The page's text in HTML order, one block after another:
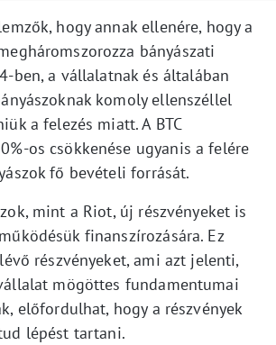
hogy annak ellenére, hogy a
bányászati
ben, a vállalatnak és általában
komoly ellenszéllel
a felezés miatt. A BTC
os csökkenése ugyanis a felére
fő bevételi forrását.
mint a Riot, új részvényeket is
finanszírozására. Ez
részvényeket, ami azt jelenti,
mögöttes fundamentumai
előfordulhat, hogy a részvények
lépést tartani.